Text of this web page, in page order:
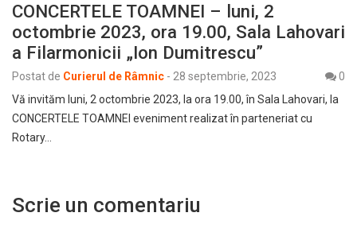
CONCERTELE TOAMNEI – luni, 2
octombrie 2023, ora 19.00, Sala Lahovari
a Filarmonicii „Ion Dumitrescu”
Postat de Curierul de Râmnic - 28 septembrie, 2023
0
Vă invităm luni, 2 octombrie 2023, la ora 19.00, în Sala Lahovari, la
CONCERTELE TOAMNEI eveniment realizat în parteneriat cu
Rotary…
Scrie un comentariu